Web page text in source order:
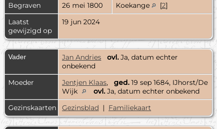
Begraven
26 mei 1800 Koekange [2]
Laatst
gewijzigd op
19 jun 2024
Vader Jan Andries ovl. Ja, datum echter
onbekend
Moeder
Jentjen Klaas, ged. 19 sep 1684, IJhorst/De
Wijk
ovl. Ja, datum echter onbekend
Gezinskaarten
Gezinsblad | Familiekaart